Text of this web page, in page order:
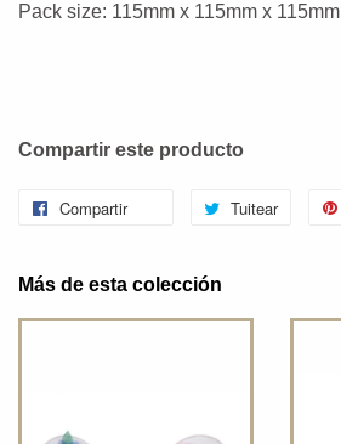
Pack size: 115mm x 115mm x 115mm
Compartir este producto
Compartir Tuitear
Más de esta colección